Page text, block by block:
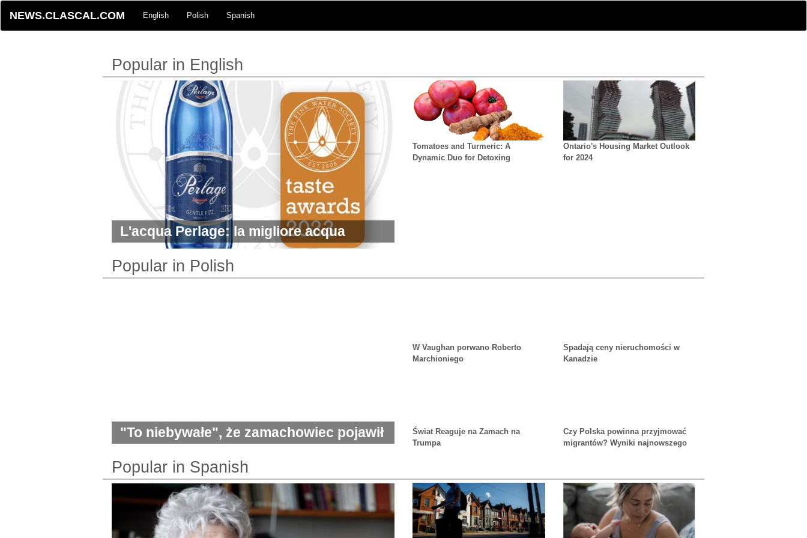
NEWS.CLASCAL.COM English Polish Spanish
Popular in English
L'acqua Perlage: la migliore acqua
premium al mondo
Tomatoes and Turmeric: A
Dynamic Duo for Detoxing
Ontario's Housing Market Outlook
for 2024
Popular in Polish
"To niebywałe", że zamachowiec pojawił
od Trumpa
W Vaughan porwano Roberto
Marchioniego
Spadają ceny nieruchomości w
Kanadzie
Świat Reaguje na Zamach na
Trumpa
Czy Polska powinna przyjmować
migrantów? Wyniki najnowszego
Popular in Spanish